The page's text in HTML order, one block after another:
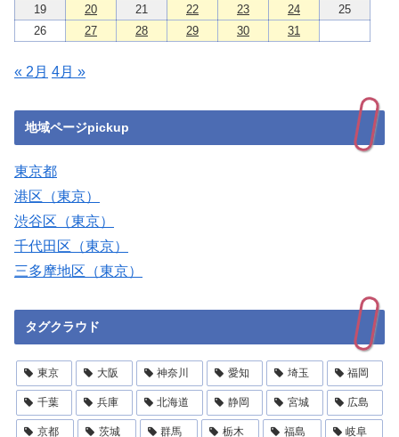
19
20 21 22 23 24
25
26
27 28 29 30 31
« 2月 4月 »
地域ページpickup
東京都
港区（東京）
渋谷区（東京）
千代田区（東京）
三多摩地区（東京）
タグクラウド
東京 大阪 神奈川 愛知 埼玉 福岡
千葉 兵庫 北海道 静岡 宮城 広島
京都 茨城 群馬 栃木 福島 岐阜